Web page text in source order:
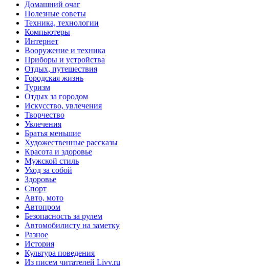
Домашний очаг
Полезные советы
Техника, технологии
Компьютеры
Интернет
Вооружение и техника
Приборы и устройства
Отдых, путешествия
Городская жизнь
Туризм
Отдых за городом
Искусство, увлечения
Творчество
Увлечения
Братья меньшие
Художественные рассказы
Красота и здоровье
Мужской стиль
Уход за собой
Здоровье
Спорт
Авто, мото
Автопром
Безопасность за рулем
Автомобилисту на заметку
Разное
История
Культура поведения
Из писем читателей Livv.ru